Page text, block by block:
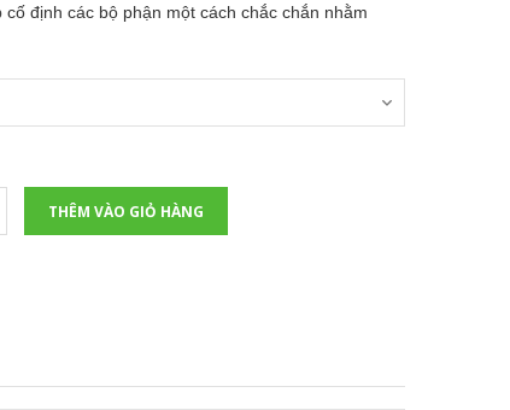
định các bộ phận một cách chắc chắn nhằm
THÊM VÀO GIỎ HÀNG